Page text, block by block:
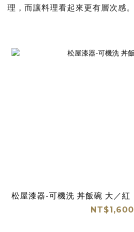
理，而讓料理看起來更有層次感。
松屋漆器-可機洗 丼飯碗 大／紅
NT$1,600